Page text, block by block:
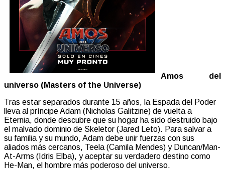
Amos del
universo (Masters of the Universe)
Tras estar separados durante 15 años, la Espada del Poder
lleva al príncipe Adam (Nicholas Galitzine) de vuelta a
Eternia, donde descubre que su hogar ha sido destruido bajo
el malvado dominio de Skeletor (Jared Leto). Para salvar a
su familia y su mundo, Adam debe unir fuerzas con sus
aliados más cercanos, Teela (Camila Mendes) y Duncan/Man-
At-Arms (Idris Elba), y aceptar su verdadero destino como
He-Man, el hombre más poderoso del universo.